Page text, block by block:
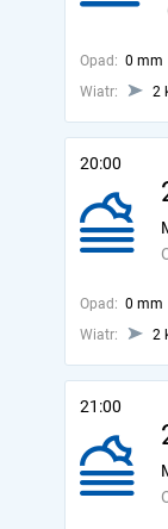
Opad: 0 mm
Wiatr:
2
20:00
Opad: 0 mm
Wiatr:
2
21:00